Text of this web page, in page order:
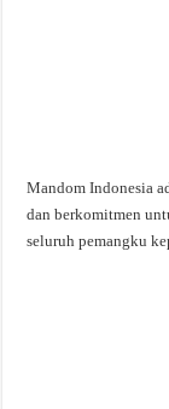
Mandom Indonesia
dan berkomitmen
seluruh pemangku